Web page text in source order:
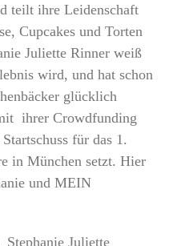
teilt ihre Leidenschaft
Cupcakes und Torten
Juliette Rinner weiß
wird, und hat schon
glücklich
ihrer Crowdfunding
für das 1.
in München setzt. Hier
und MEIN